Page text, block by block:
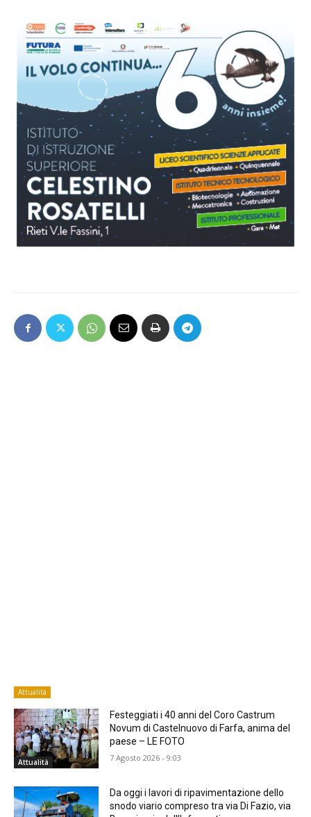
Attualità
Attualità
Festeggiati i 40 anni del Coro Castrum
Novum di Castelnuovo di Farfa, anima del
paese – LE FOTO
7 Agosto 2026 - 9:03
Da oggi i lavori di ripavimentazione dello
snodo viario compreso tra via Di Fazio, via